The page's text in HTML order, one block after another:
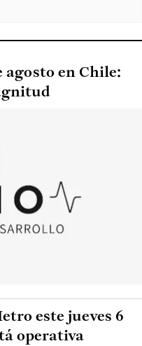
agosto en Chile:
este jueves 6
operativa